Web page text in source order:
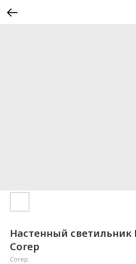
Настенный светильник
Corep
Corep